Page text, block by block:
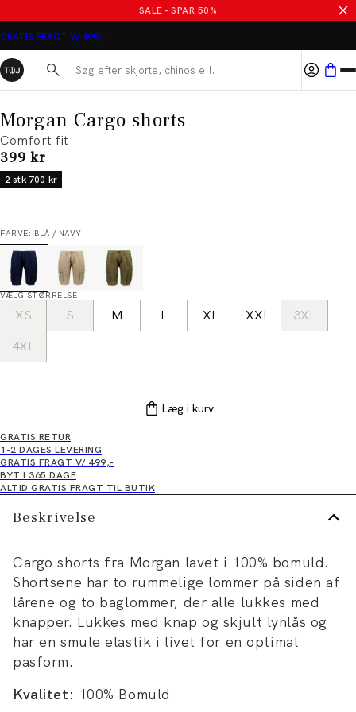
SALE - SPAR 50%
GRATIS FRAGT V/ 499,-
Søg her...
Morgan Cargo shorts
Comfort fit
I alt (inkl. rabat)
399 kr
2 stk 700 kr
FARVE: BLÅ / NAVY
VÆLG STØRRELSE
XS S M L XL XXL
3XL
4XL
Læg i kurv
GRATIS RETUR
1-2 DAGES LEVERING
GRATIS FRAGT V/ 499,-
BYT I 365 DAGE
ALTID GRATIS FRAGT TIL BUTIK
Beskrivelse
Cargo shorts fra Morgan lavet i 100% bomuld.
Shortsene har to rummelige lommer på siden af
lårene og to baglommer, der alle lukkes med
knapper. Lukkes med knap og skjult lynlås og
har en smule elastik i livet for en optimal
pasform.
Kvalitet: 100% Bomuld